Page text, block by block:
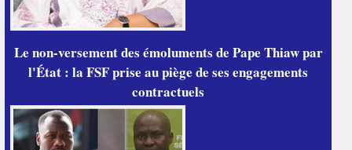
Le non-versement des émoluments de Pape Thiaw par
l'État : la FSF prise au piège de ses engagements
contractuels